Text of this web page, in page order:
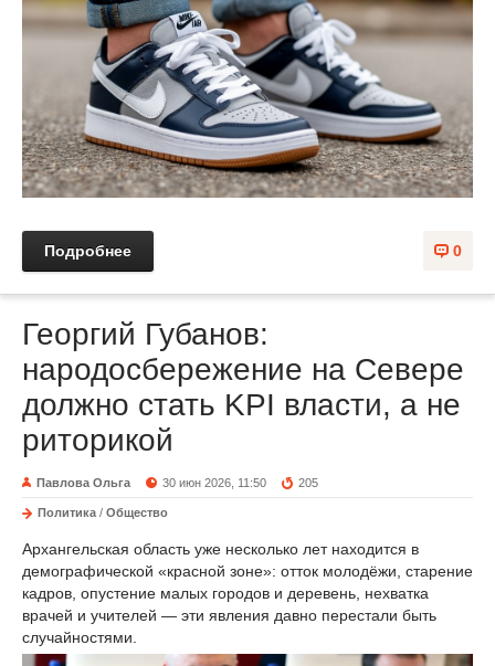
0
Подробнее
Георгий Губанов:
народосбережение на Севере
должно стать KPI власти, а не
риторикой
Павлова Ольга 30 июн 2026, 11:50 205
Политика / Общество
Архангельская область уже несколько лет находится в
демографической «красной зоне»: отток молодёжи, старение
кадров, опустение малых городов и деревень, нехватка
врачей и учителей — эти явления давно перестали быть
случайностями.